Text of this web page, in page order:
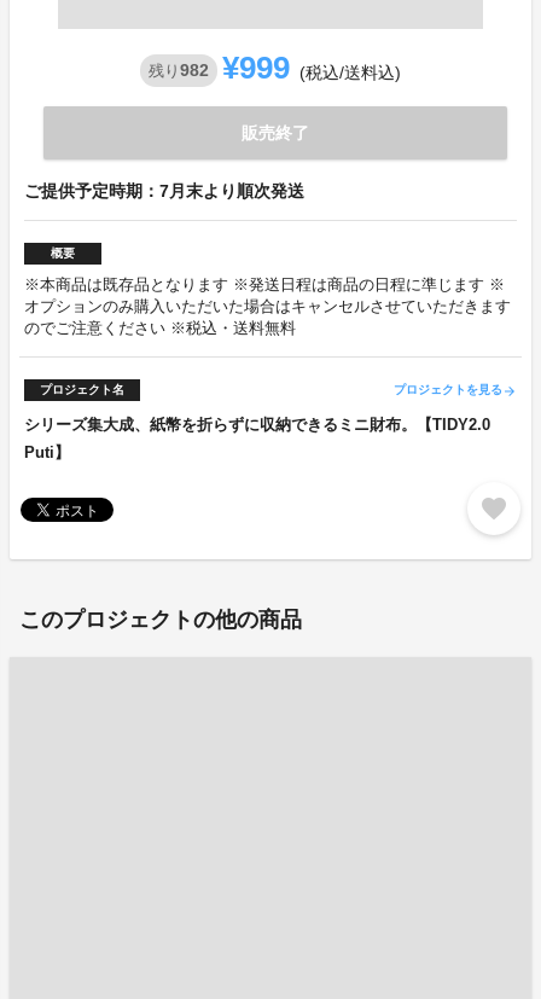
残り 982 ¥999 (税込/送料込)
販売終了
ご提供予定時期：7月末より順次発送
概要
※本商品は既存品となります ※発送日程は商品の日程に準じます ※
オプションのみ購入いただいた場合はキャンセルさせていただきます
のでご注意ください ※税込・送料無料
プロジェクト名 プロジェクトを見る arrow_forward
シリーズ集大成、紙幣を折らずに収納できるミニ財布。【TIDY2.0
Puti】
favorite
このプロジェクトの他の商品